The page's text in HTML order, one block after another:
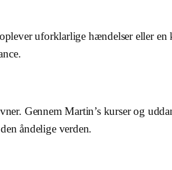
uforklarlige hændelser eller
Gennem Martin’s kurser og
åndelige verden.